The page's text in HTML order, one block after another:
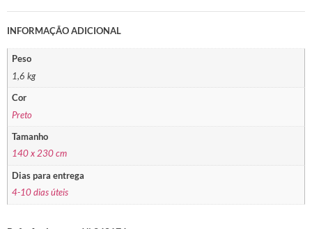
INFORMAÇÃO ADICIONAL
Peso
1,6 kg
Cor
Preto
Tamanho
140 x 230 cm
Dias para entrega
4-10 dias úteis